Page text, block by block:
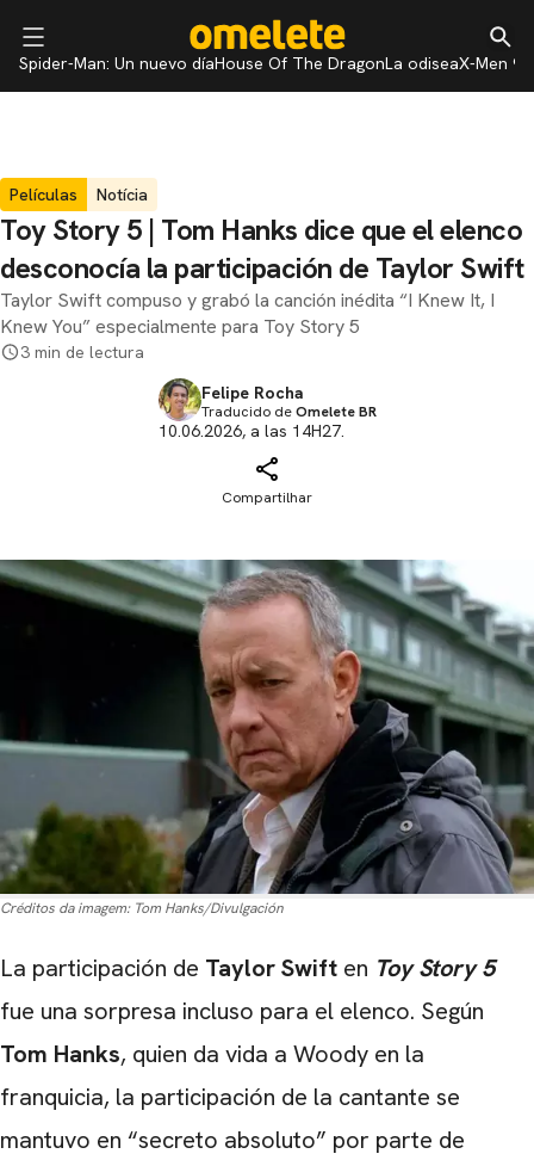
Spider-Man: Un nuevo díaHouse Of The DragonLa odiseaX-Men 97
Películas Notícia
Toy Story 5 | Tom Hanks dice que el elenco
desconocía la participación de Taylor Swift
Taylor Swift compuso y grabó la canción inédita “I Knew It, I
Knew You” especialmente para Toy Story 5
3 min de lectura
Felipe Rocha
Traducido deOmelete BR
10.06.2026, a las 14H27.
Compartilhar
Créditos da imagem: Tom Hanks/Divulgación
La participación de Taylor Swift en Toy Story 5
fue una sorpresa incluso para el elenco. Según
Tom Hanks, quien da vida a Woody en la
franquicia, la participación de la cantante se
mantuvo en “secreto absoluto” por parte de